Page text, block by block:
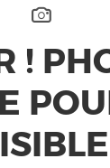
!